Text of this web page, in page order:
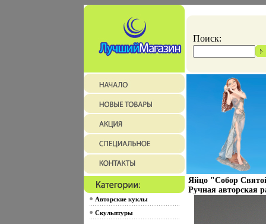
Поиск:
Авторские куклы
Скульптуры
Яйцо "Собор
Ручная авторская